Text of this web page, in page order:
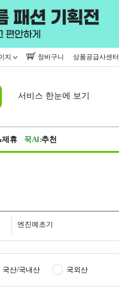
지 장바구니 상품공급사센터
서비스 한눈에 보기
휴 꾹AI:추천
엔진예초기
국산/국내산 국외산